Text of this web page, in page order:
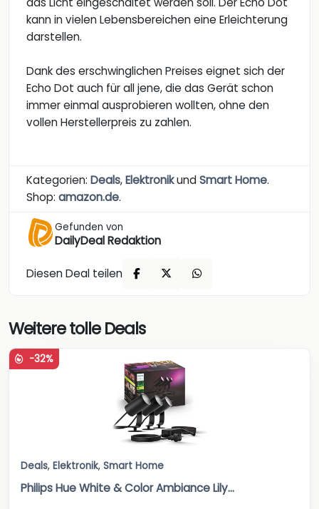
kann in vielen Lebensbereichen eine Erleichterung
darstellen.
Dank des erschwinglichen Preises eignet sich der
Echo Dot auch für all jene, die das Gerät schon
immer einmal ausprobieren wollten, ohne den
vollen Herstellerpreis zu zahlen.
Kategorien: Deals,ElektronikundSmart Home.
Shop: amazon.de.
Gefunden von
DailyDeal Redaktion
Diesen Deal teilen
Weitere tolle Deals
-32%
Deals, Elektronik, Smart Home
Philips Hue White & Color Ambiance Lily...